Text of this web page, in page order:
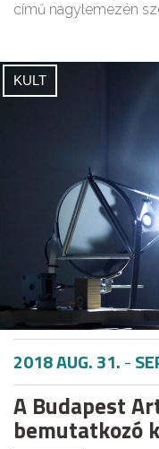
című nagylemezén
KULT
2018 AUG. 31.-
A Budapest
bemutatkozó